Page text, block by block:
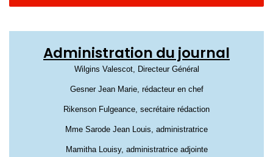
Administration du journal
Wilgins Valescot, Directeur Général
Gesner Jean Marie, rédacteur en chef
Rikenson Fulgeance, secrétaire rédaction
Mme Sarode Jean Louis, administratrice
Mamitha Louisy, administratrice adjointe